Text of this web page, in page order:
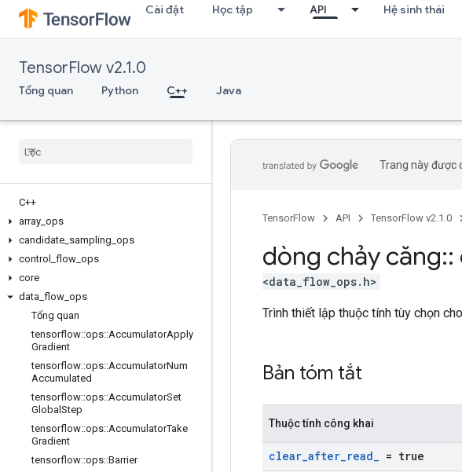
Cài đặt Học tập API Hệ sinh thái
TensorFlow v2.1.0
Tổng quan Python C++ Java
C++
array ops
candidate sampling ops
control
flow ops
core
data flow ops
Tổng quan
tensorflow::ops::AccumulatorApply
Gradient
tensorflow::ops::AccumulatorNum
Accumulated
tensorflow::ops::AccumulatorSet
Global Step
tensorflow::ops::AccumulatorTake
Gradient
tensorflow::ops::Barrier
Trang này được
TensorFlow API TensorFlow v2.1.0
dòng chảy căng::
<data_flow_ops.h>
Trình thiết lập thuộc tính tùy chọn cho
Bản tóm tắt
Thuộc tính công khai
clear_after_read_ = true